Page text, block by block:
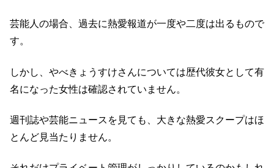
芸能人の場合、過去に熱愛報道が一度や二度は出るもので
す。
しかし、やべきょうすけさんについては歴代彼女として有
名になった女性は確認されていません。
週刊誌や芸能ニュースを見ても、大きな熱愛スクープはほ
とんど見当たりません。